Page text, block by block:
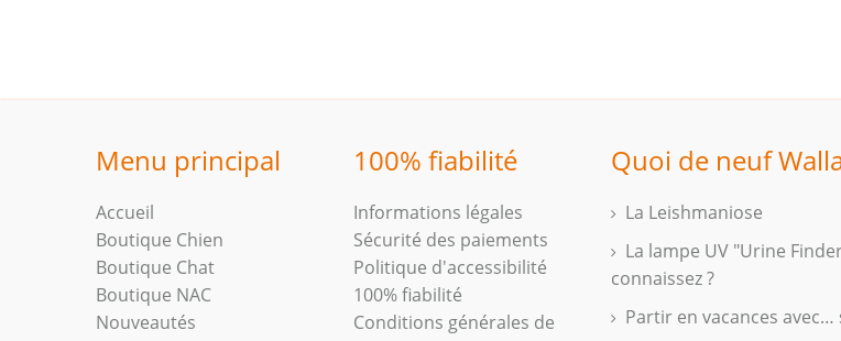
Menu principal
Accueil
Boutique Chien
Boutique Chat
Boutique NAC
Nouveautés
100% fiabilité
Informations légales
Sécurité des paiements
Politique d'accessibilité
100% fiabilité
Conditions générales de
Quoi de neuf
La Leishmaniose
La lampe UV "Urine
connaissez ?
Partir en vacances avec…